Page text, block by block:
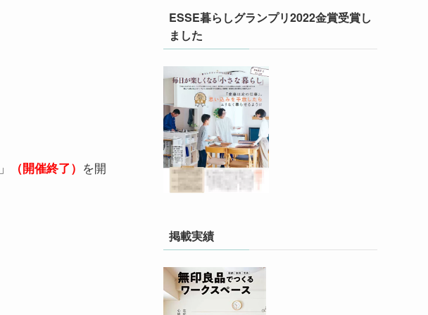
（開催終了） を開
ESSE暮らしグランプリ2022金賞受賞し
ました
掲載実績